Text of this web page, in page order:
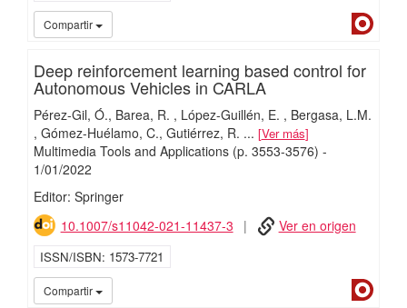
Compartir
Deep reinforcement learning based control for
Autonomous Vehicles in CARLA
Pérez-Gil, Ó. Barea, R. López-Guillén, E.
Bergasa, L.M.
Gómez-Huélamo, C. Gutiérrez, R. ... Ver más
Multimedia Tools and Applications (p. 3553-3576) -
1/01/2022
Editor: Springer
10.1007/s11042-021-11437-3
Ver en origen
ISSN/ISBN 1573-7721
Compartir